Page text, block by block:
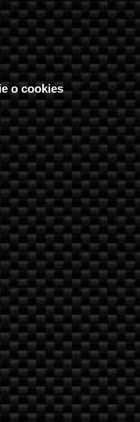
o cookies